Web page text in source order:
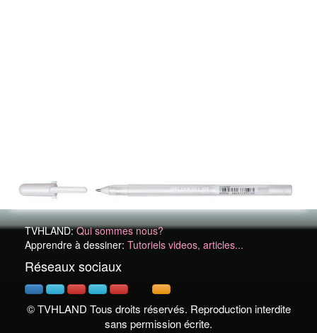
TVHLAND:Qui sommes nous?
Apprendre à dessiner: Tutoriels videos, articles...
Réseaux sociaux
© TVHLAND Tous droits réservés. Reproduction interdite
sans permission écrite.